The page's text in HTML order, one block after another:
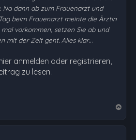
Na dann ab zum Frauenarzt und
beim Frauenarzt meinte die Ärztin
vorkommen, setzen Sie ab und
mit der Zeit geht. Alles klar…
anmelden oder registrieren,
zu lesen.